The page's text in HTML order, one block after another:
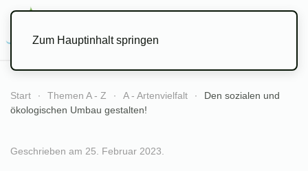
Zum Hauptinhalt springen
Start Themen A - Z A - Artenvielfalt
Den sozialen und
ökologischen Umbau gestalten!
Geschrieben am 25. Februar 2023